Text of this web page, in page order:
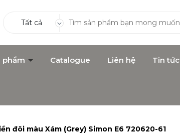
Tất cả
phẩm Catalogue Liên hệ Tin tức
đôi màu Xám (Grey) Simon E6 720620-61